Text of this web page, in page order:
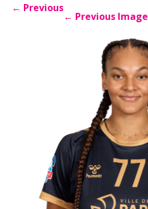
← Previous
← Previous Image